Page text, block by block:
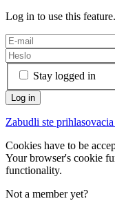
Log in to use this feature.
Stay logged in
Zabudli ste
Cookies have to be
Your browser's cookie
functionality.
Not a member yet?